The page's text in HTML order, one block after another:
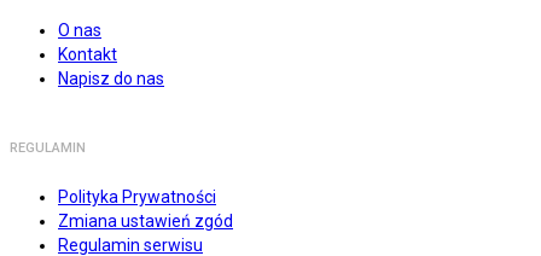
O nas
Kontakt
Napisz do nas
REGULAMIN
Polityka Prywatności
Zmiana ustawień zgód
Regulamin serwisu